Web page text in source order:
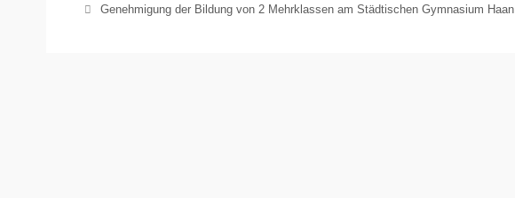
Genehmigung der Bildung von 2 Mehrklassen am Städtischen Gymnasium Haan